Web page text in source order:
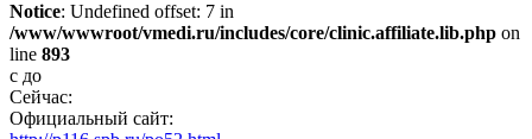
Notice: Undefined offset: 7 in
/www/wwwroot/vmedi.ru/includes/core/clinic.affiliate.lib.php on
line 893
с до
Сейчас:
Официальный сайт: